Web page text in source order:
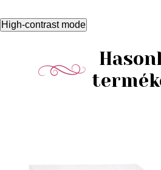
High-contrast mode